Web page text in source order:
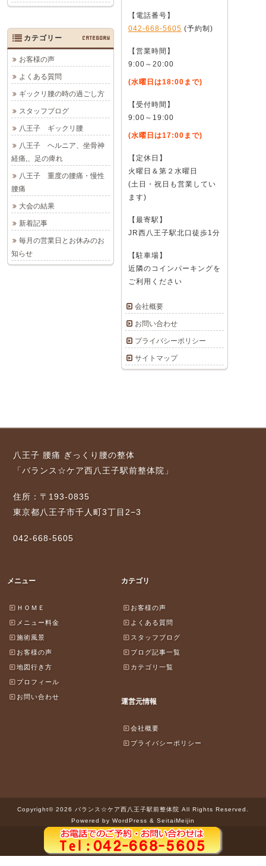
【電話番号】
042-668-5605 (予約制)
【営業時間】
9:00～20:00
(水曜日は18:00まで)
【受付時間】
9:00～19:00
(水曜日は17:00まで)
【定休日】
火曜日＆第２水曜日
(土日・祝日も営業してい
ます)
【最寄駅】
JR西八王子駅北口徒歩1分
【駐車場】
近隣のコインパーキングを
ご利用ください
会社概要
お問い合わせ
プライバシーポリシー
サイトマップ
カテゴリー CATEGORY
お客様の声
よくある質問
ギックリ腰の時の過ごし方
スタッフブログ
八王子 ギックリ腰
八王子 ヘルニア、坐骨神
経痛,、足の痺れ
八王子 重度の腰痛・慢性
腰痛
大会の結果
新着記事
毎月の営業日とお休みのお
知らせ
八王子 腰痛 ぎっくり腰の整体
「バランス☆ケア西八王子駅前整体院」
住所：〒193-0835
東京都八王子市千人町3丁目2−3
042-668-5605
メニュー
ＨＯＭＥ
メニュー料金
施術風景
お客様の声
地図行き方
プロフィール
お問い合わせ
カテゴリ
お客様の声
よくある質問
スタッフブログ
ブログ記事一覧
カテゴリ一覧
運営元情報
会社概要
プライバシーポリシー
Copyright© 2026 バランス☆ケア西八王子駅前整体院 All Rights Reserved.
Powered by WordPress & SeitaiMeijin